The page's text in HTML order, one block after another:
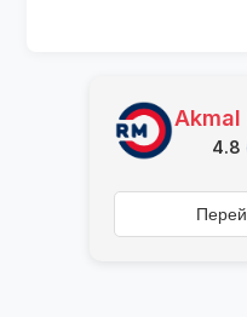
Akmal
4.8